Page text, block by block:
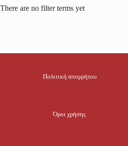
There are no filter terms yet
Πολιτική απορρήτου
Όροι χρήσης